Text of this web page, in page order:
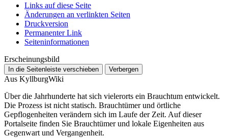
Links auf diese Seite
Änderungen an verlinkten Seiten
Druckversion
Permanenter Link
Seiten­­informationen
Erscheinungsbild
In die Seitenleiste verschieben Verbergen
Aus KyllburgWiki
Über die Jahrhunderte hat sich vielerorts ein Brauchtum entwickelt.
Die Prozess ist nicht statisch. Brauchtümer und örtliche
Gepflogenheiten verändern sich im Laufe der Zeit. Auf dieser
Portalseite finden Sie Brauchtümer und lokale Eigenheiten aus
Gegenwart und Vergangenheit.